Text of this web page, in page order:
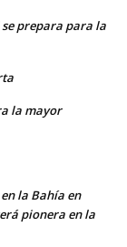
prepara para la
la mayor
la Bahía en
pionera en la